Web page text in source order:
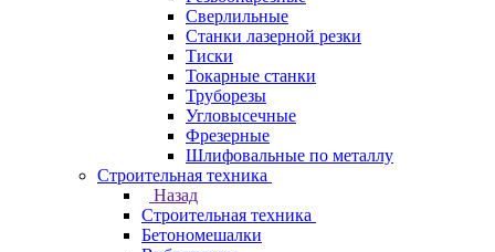
Сверлильные
Станки лазерной резки
Тиски
Токарные станки
Труборезы
Угловысечные
Фрезерные
Шлифовальные по металлу
Строительная техника
Назад
Строительная техника
Бетономешалки